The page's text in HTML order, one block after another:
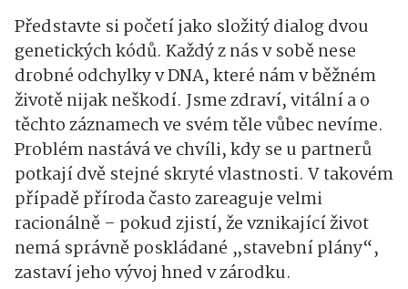
Představte si početí jako složitý dialog dvou
genetických kódů. Každý z nás v sobě nese
drobné odchylky v DNA, které nám v běžném
životě nijak neškodí. Jsme zdraví, vitální a o
těchto záznamech ve svém těle vůbec nevíme.
Problém nastává ve chvíli, kdy se u partnerů
potkají dvě stejné skryté vlastnosti. V takovém
případě příroda často zareaguje velmi
racionálně – pokud zjistí, že vznikající život
nemá správně poskládané „stavební plány“,
zastaví jeho vývoj hned v zárodku.